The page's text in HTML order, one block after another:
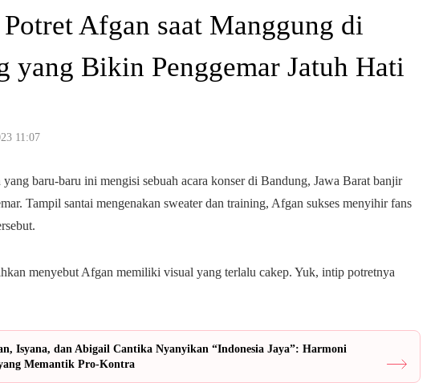
Afgan saat Manggung di
yang Bikin Penggemar Jatuh Hati
11:07
baru-baru ini mengisi sebuah acara konser di Bandung, Jawa Barat banjir
Tampil santai mengenakan sweater dan training, Afgan sukses menyihir fans
menyebut Afgan memiliki visual yang terlalu cakep. Yuk, intip potretnya
Isyana, dan Abigail Cantika Nyanyikan “Indonesia Jaya”: Harmoni
Memantik Pro-Kontra